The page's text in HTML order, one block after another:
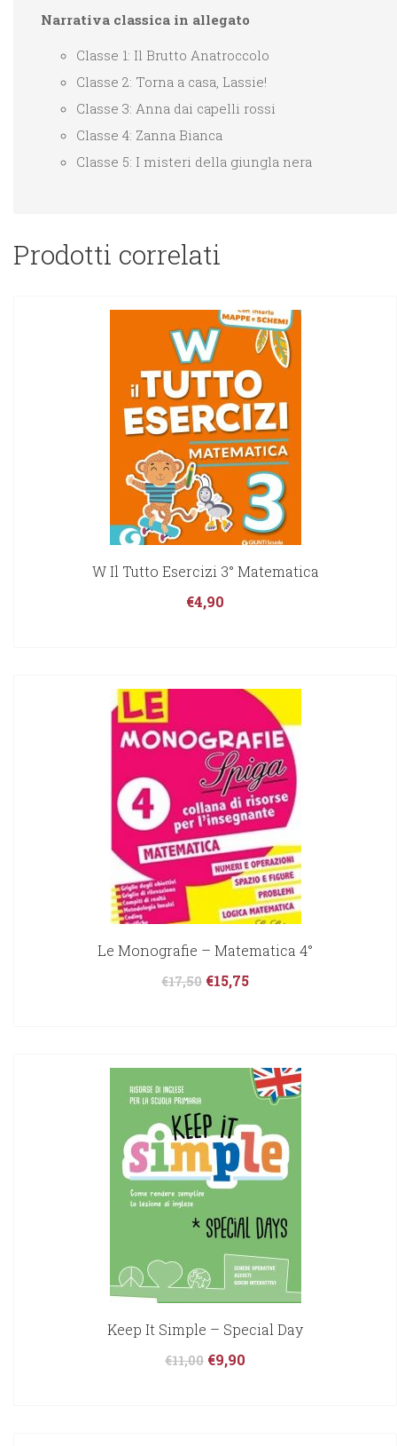
Narrativa classica in allegato
Classe 1: Il Brutto Anatroccolo
Classe 2: Torna a casa, Lassie!
Classe 3: Anna dai capelli rossi
Classe 4: Zanna Bianca
Classe 5: I misteri della giungla nera
Prodotti correlati
W Il Tutto Esercizi 3° Matematica
€4,90
Le Monografie – Matematica 4°
€17,50 €15,75
Keep It Simple – Special Day
€11,00 €9,90